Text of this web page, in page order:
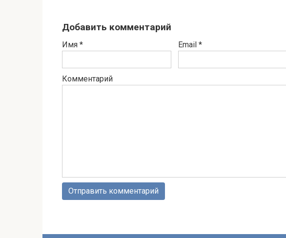
Добавить комментарий
Имя * Email *
Комментарий